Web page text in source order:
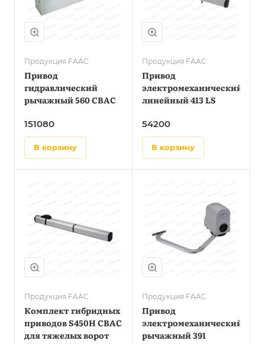
Продукция FAAC
Привод
гидравлический
рычажный 560 CBAC
151080
в корзину
Продукция FAAC
Привод
электромеханический
линейный 413 LS
54200
в корзину
Продукция FAAC
Комплект гибридных
приводов S450H CBAC
для тяжелых ворот
Продукция FAAC
Привод
электромеханический
рычажный 391